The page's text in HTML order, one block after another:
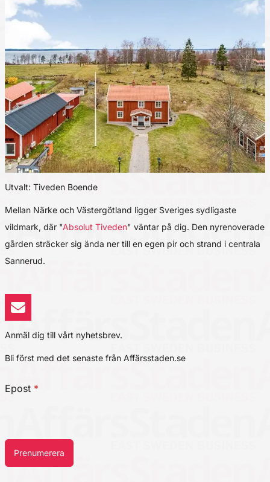
Utvalt: Tiveden Boende
Mellan Närke och Västergötland ligger Sveriges sydligaste
vildmark, där "Absolut Tiveden" väntar på dig. Den nyrenoverade
gården sträcker sig ända ner till en egen pir och strand i centrala
Sannerud.
Anmäl dig till vårt nyhetsbrev.
Bli först med det senaste från Affärsstaden.se
Epost *
Prenumerera